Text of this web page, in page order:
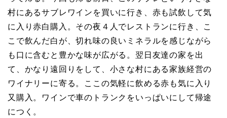
村にあるサブレワインを買いに行き、赤も試飲して気
に入り赤白購入。その夜４人でレストランに行き、こ
こで飲んだ白が、切れ味の良いミネラルを感じながら
も口に含むと豊かな味が広がる。翌日友達の家を出
て、かなり遠回りをして、小さな村にある家族経営の
ワイナリーに寄る。ここの気軽に飲める赤も気に入り
又購入。ワインで車のトランクをいっぱいにして帰途
につく。